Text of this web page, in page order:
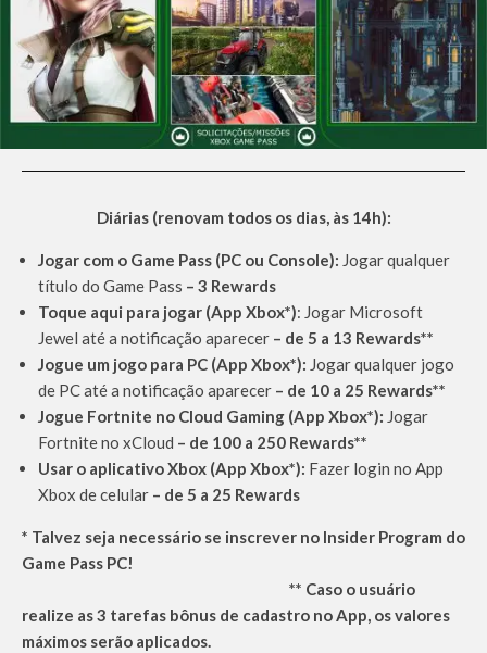
Diárias (renovam todos os dias, às 14h):
Jogar com o Game Pass (PC ou Console): Jogar qualquer
título do Game Pass – 3 Rewards
Toque aqui para jogar (App Xbox*): Jogar Microsoft
Jewel até a notificação aparecer – de 5 a 13 Rewards**
Jogue um jogo para PC (App Xbox*): Jogar qualquer jogo
de PC até a notificação aparecer – de 10 a 25 Rewards**
Jogue Fortnite no Cloud Gaming (App Xbox*): Jogar
Fortnite no xCloud – de 100 a 250 Rewards**
Usar o aplicativo Xbox (App Xbox*): Fazer login no App
Xbox de celular – de 5 a 25 Rewards
* Talvez seja necessário se inscrever no Insider Program do
Game Pass PC!
** Caso o usuário
realize as 3 tarefas bônus de cadastro no App, os valores
máximos serão aplicados.